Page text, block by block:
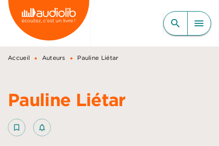
MENU RECHERCHE
CONTENU
PIED DE PAGE
search menu
Accueil • Auteurs • Pauline Liétar
Pauline Liétar
bookmark_border notifications_none_outlined